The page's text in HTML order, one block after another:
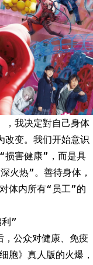
，我决定對自己身体
改变。我们开始意识
损害健康”，而是具
火热”。善待身体，
体内所有“员工”的
”
公众对健康、免疫
胞》真人版的火爆，